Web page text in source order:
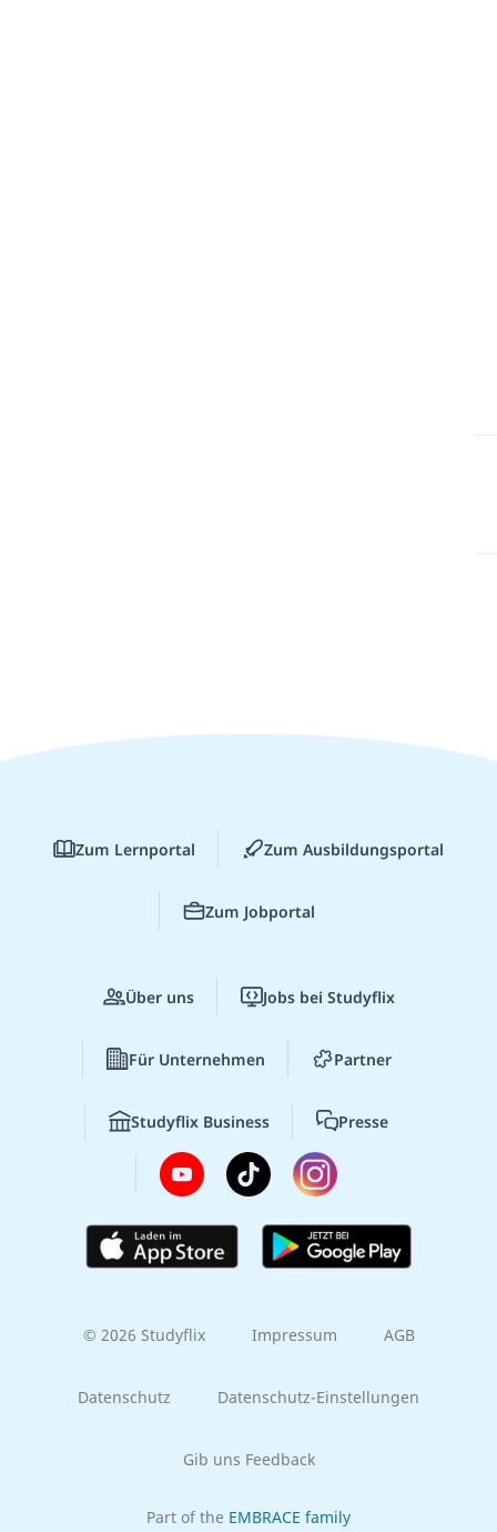
Zum Lernportal Zum Ausbildungsportal
Zum Jobportal
Über uns Jobs bei Studyflix
Für Unternehmen Partner
Studyflix Business Presse
© 2026 Studyflix Impressum AGB
Datenschutz Datenschutz-Einstellungen
Gib uns Feedback
Part of the EMBRACE family